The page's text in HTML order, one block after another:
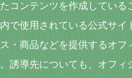
コンテンツを作成している
で使用されている公式サイ
・商品などを提供するオフ
誘導先についても、オフィ